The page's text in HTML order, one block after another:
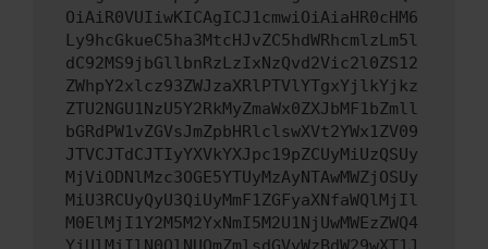
OiAiR0VUIiwKICAgICJ1cmwiOiAiaHR0cHM6
Ly9hcGkueC5ha3MtcHJvZC5hdWRhcmlzLm5l
dC92MS9jbGllbnRzLzIxNzQvd2Vic2l0ZS12
ZWhpY2xlcz93ZWJzaXRlPTVlYTgxYjlkYjkz
ZTU2NGU1NzU5Y2RkMyZmaWx0ZXJbMF1bZmll
bGRdPW1vZGVsJmZpbHRlclswXVt2YWx1ZV09
JTVCJTdCJTIyYXVkYXJpc19pZCUyMiUzQSUy
MjViODNlMzc3OGE5YTUyMzAyNTAwMWZjOSUy
MiU3RCUyQyU3QiUyMmF1ZGFyaXNfaWQlMjIl
M0ElMjI1Y2M5M2YxNmI5M2U1NjUwMWEzZWQ4